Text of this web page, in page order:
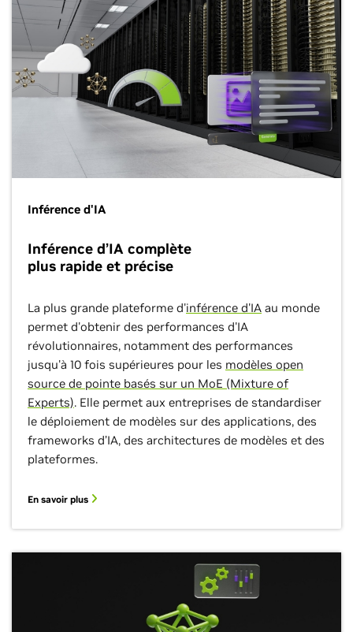
Inférence d'IA
Inférence d’IA complète
plus rapide et précise
La plus grande plateforme d'inférence d'IA au monde
permet d'obtenir des performances d'IA
révolutionnaires, notamment des performances
jusqu'à 10 fois supérieures pour les modèles open
source de pointe basés sur un MoE (Mixture of
Experts). Elle permet aux entreprises de standardiser
le déploiement de modèles sur des applications, des
frameworks d’IA, des architectures de modèles et des
plateformes.
En savoir plus